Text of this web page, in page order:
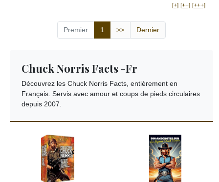
[+] [++] [+++]
Premier 1 >> Dernier
Chuck Norris Facts -Fr
Découvrez les Chuck Norris Facts, entièrement en
Français. Servis avec amour et coups de pieds circulaires
depuis 2007.